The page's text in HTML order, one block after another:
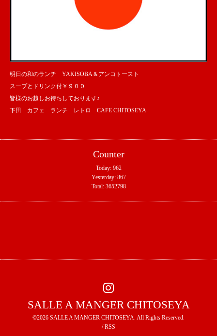
明日の和のランチ YAKISOBA＆アンコトースト
スープとドリンク付￥９００
皆様のお越しお待ちしております♪
下田 カフェ ランチ レトロ CAFE CHITOSEYA
Counter
Today: 962
Yesterday: 867
Total: 3652798
SALLE A MANGER CHITOSEYA
©2026 SALLE A MANGER CHITOSEYA. All Rights Reserved.
/RSS